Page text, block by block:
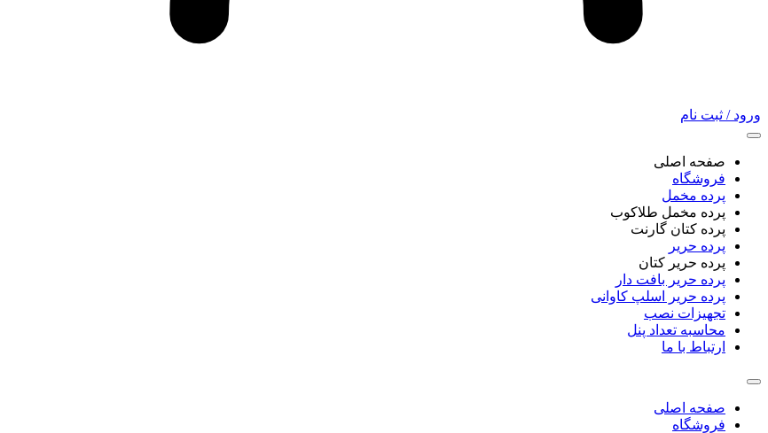
ورود / ثبت نام
صفحه اصلی
فروشگاه
پرده مخمل
پرده مخمل طلاکوب
پرده کتان گارنت
پرده حریر
پرده حریر کتان
پرده حریر بافت دار
پرده حریر اسلپ کاوانی
تجهیزات نصب
محاسبه تعداد پنل
ارتباط با ما
صفحه اصلی
فروشگاه